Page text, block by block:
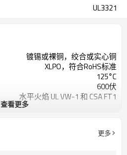
UL3321
镀锡或裸铜，绞合或实心铜
XLPO，符合RoHS标准
125°C
600伏
水平火焰 UL VW-1 和 CSA FT1
查看更多
更多